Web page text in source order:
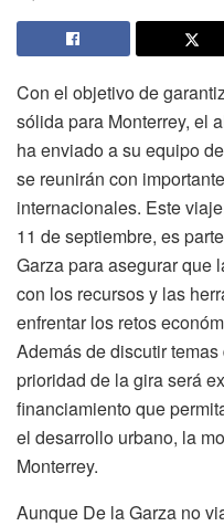
Con el objetivo de
sólida para Monterrey, el
ha enviado a su equipo
se reunirán con
internacionales. Este
11 de septiembre, es
Garza para asegurar que
con los recursos y las
enfrentar los retos
Además de discutir
prioridad de la gira será
financiamiento que
el desarrollo urbano, la
Monterrey.
Aunque De la Garza no